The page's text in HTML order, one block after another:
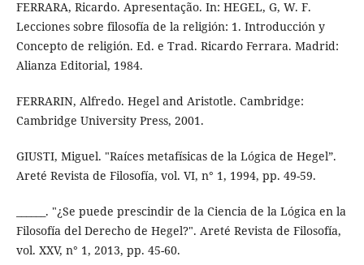
FERRARA, Ricardo. Apresentação. In: HEGEL, G, W. F.
Lecciones sobre filosofía de la religión: 1. Introducción y
Concepto de religión. Ed. e Trad. Ricardo Ferrara. Madrid:
Alianza Editorial, 1984.
FERRARIN, Alfredo. Hegel and Aristotle. Cambridge:
Cambridge University Press, 2001.
GIUSTI, Miguel. "Raíces metafísicas de la Lógica de Hegel”.
Areté Revista de Filosofía, vol. VI, n° 1, 1994, pp. 49-59.
______. "¿Se puede prescindir de la Ciencia de la Lógica en la
Filosofía del Derecho de Hegel?". Areté Revista de Filosofía,
vol. XXV, n° 1, 2013, pp. 45-60.